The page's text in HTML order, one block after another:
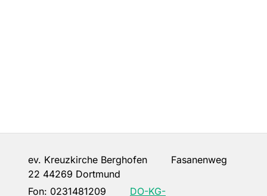
ev. Kreuzkirche Berghofen Fasanenweg
22 44269 Dortmund
Fon: 0231481209 DO-KG-